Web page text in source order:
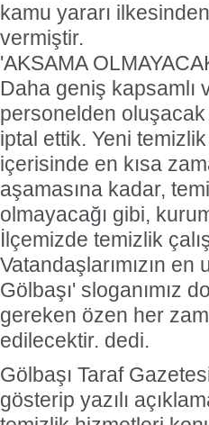
kamu yararı
vermiştir.
'AKSAMA
Daha geniş kapsamlı
personelden
iptal ettik. Yeni
içerisinde en kısa
aşamasına kadar,
olmayacağı gibi,
İlçemizde temizlik
Vatandaşlarımızın
Gölbaşı' sloganımız
gereken özen her
edilecektir. dedi.
Gölbaşı Taraf
gösterip yazılı